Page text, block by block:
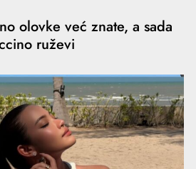
olovke već znate, a sada
ruževi